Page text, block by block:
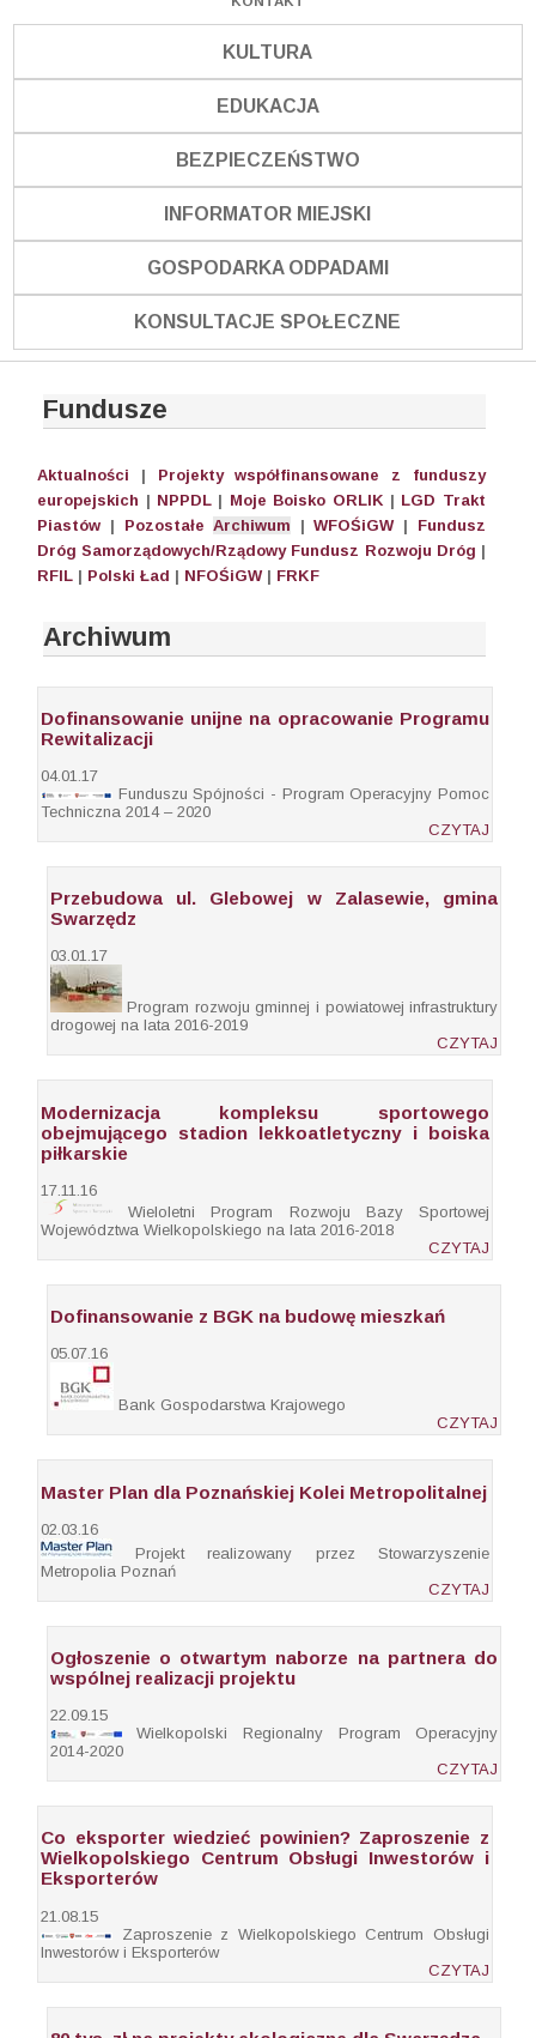
KULTURA
EDUKACJA
BEZPIECZEŃSTWO
INFORMATOR MIEJSKI
GOSPODARKA ODPADAMI
KONSULTACJE SPOŁECZNE
Fundusze
Aktualności | Projekty współfinansowane z funduszy
europejskich | NPPDL | Moje Boisko ORLIK | LGD Trakt
Piastów | Pozostałe Archiwum |WFOŚiGW| Fundusz
Dróg Samorządowych/Rządowy Fundusz Rozwoju Dróg |
RFIL | Polski Ład | NFOŚiGW| FRKF
Archiwum
Dofinansowanie unijne na opracowanie Programu
Rewitalizacji
04.01.17
Funduszu Spójności - Program Operacyjny Pomoc
Techniczna 2014 – 2020
CZYTAJ
Przebudowa ul. Glebowej w Zalasewie, gmina
Swarzędz
03.01.17
Program rozwoju gminnej i powiatowej infrastruktury
drogowej na lata 2016-2019
CZYTAJ
Modernizacja kompleksu sportowego
obejmującego stadion lekkoatletyczny i boiska
piłkarskie
17.11.16
Wieloletni Program Rozwoju Bazy Sportowej
Województwa Wielkopolskiego na lata 2016-2018
CZYTAJ
Dofinansowanie z BGK na budowę mieszkań
05.07.16
Bank Gospodarstwa Krajowego
CZYTAJ
Master Plan dla Poznańskiej Kolei Metropolitalnej
02.03.16
Projekt realizowany przez Stowarzyszenie
Metropolia Poznań
CZYTAJ
Ogłoszenie o otwartym naborze na partnera do
wspólnej realizacji projektu
22.09.15
Wielkopolski Regionalny Program Operacyjny
2014-2020
CZYTAJ
Co eksporter wiedzieć powinien? Zaproszenie z
Wielkopolskiego Centrum Obsługi Inwestorów i
Eksporterów
21.08.15
Zaproszenie z Wielkopolskiego Centrum Obsługi
Inwestorów i Eksporterów
CZYTAJ